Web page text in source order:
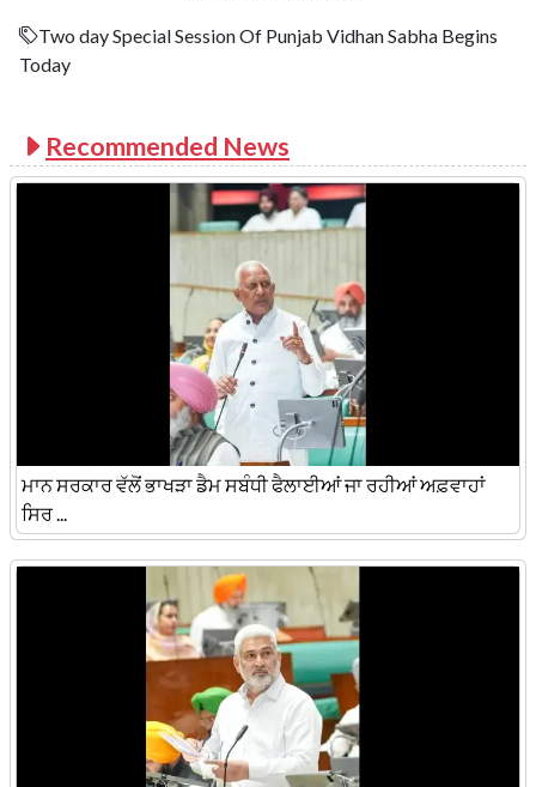
Two day Special Session Of Punjab Vidhan Sabha Begins
Today
Recommended News
ਮਾਨ ਸਰਕਾਰ ਵੱਲੋਂ ਭਾਖੜਾ ਡੈਮ ਸਬੰਧੀ ਫੈਲਾਈਆਂ ਜਾ ਰਹੀਆਂ ਅਫ਼ਵਾਹਾਂ
ਸਿਰ ...